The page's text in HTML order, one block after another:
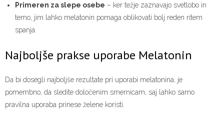
Primeren za slepe osebe – ker težje zaznavajo svetlobo in
temo, jim lahko melatonin pomaga oblikovati bolj reden ritem
spanja.
Najboljše prakse uporabe Melatonin
Da bi dosegli najboljše rezultate pri uporabi melatonina, je
pomembno, da sledite določenim smernicam, saj lahko samo
pravilna uporaba prinese želene koristi.